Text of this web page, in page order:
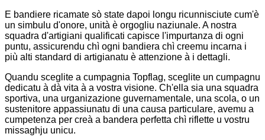
E bandiere ricamate sò state dapoi longu ricunnisciute cum'è
un simbulu d'onore, unità è orgogliu naziunale. A nostra
squadra d'artigiani qualificati capisce l'impurtanza di ogni
puntu, assicurendu chì ogni bandiera chì creemu incarna i
più alti standard di artigianatu è attenzione à i dettagli.
Quandu sceglite a cumpagnia Topflag, sceglite un cumpagnu
dedicatu à dà vita à a vostra visione. Ch'ella sia una squadra
sportiva, una urganizazione guvernamentale, una scola, o un
sustenitore appassiunatu di una causa particulare, avemu a
cumpetenza per creà a bandera perfetta chì riflette u vostru
missaghju unicu.